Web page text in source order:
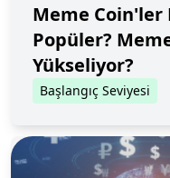
Meme Coin'ler
Popüler?
Yükseliyor?
Başlangıç Seviyesi